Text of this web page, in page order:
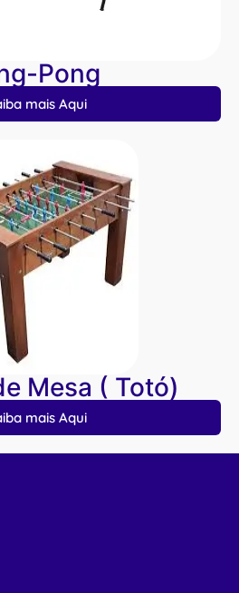
Pong
mais Aqui
Mesa ( Totó)
mais Aqui